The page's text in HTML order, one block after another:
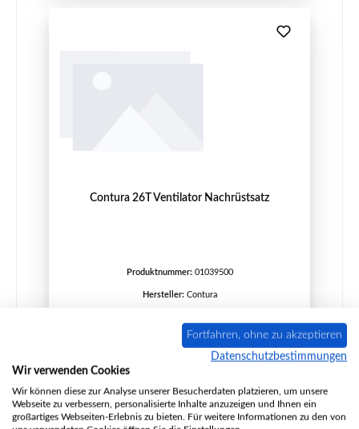
Contura 26T Ventilator Nachrüstsatz
Produktnummer: 01039500
Hersteller: Contura
Regulärer Preis:
Details
Fortfahren, ohne zu akzeptieren
Datenschutzbestimmungen
Wir verwenden Cookies
Wir können diese zur Analyse unserer Besucherdaten platzieren, um unsere
Webseite zu verbessern, personalisierte Inhalte anzuzeigen und Ihnen ein
großartiges Webseiten-Erlebnis zu bieten. Für weitere Informationen zu den von